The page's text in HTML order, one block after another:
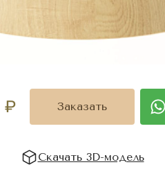
₽ Заказать
Скачать 3D-модель